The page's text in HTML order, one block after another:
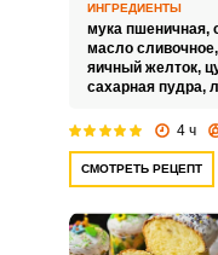
ИНГРЕДИЕНТЫ
мука пшеничная,
масло сливочное,
яичный желток,
сахарная пудра,
4 ч
СМОТРЕТЬ РЕЦЕПТ